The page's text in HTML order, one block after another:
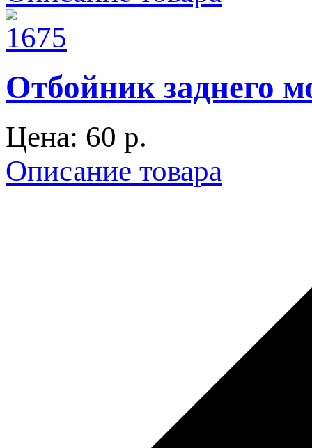
Отбойник заднего
Цена: 60 p.
Описание товара